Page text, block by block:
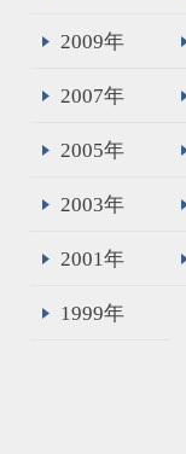
2009年
2007年
2005年
2003年
2001年
1999年